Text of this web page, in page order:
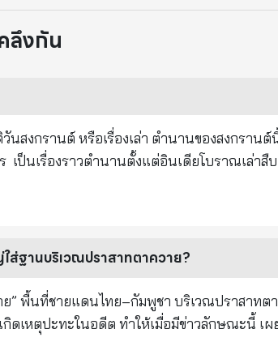
ลึงกัน
ย
ทั้งหลายนับถือท้าวมหาพรหมและกบิลพรหมองค์
รรมบาลขอผลัด ๗ วัน ครั้นล่วงไปได้ ๖ วัน
งใด สามีบอกว่า จะได้กินศพธรรมบาลกุมาร ซึ่
ว่าเช้าราศีอยู่แห่งใด เที่ยงราศีอยู่
ส่ฐานบริเวณปราสาทตาควาย?
พื้นที่ชายแดนไทย–กัมพูชา บริเวณปราสาทต
ดเหตุปะทะในอดีต ทำให้เมื่อมีข่าวลักษณะนี้ เผ